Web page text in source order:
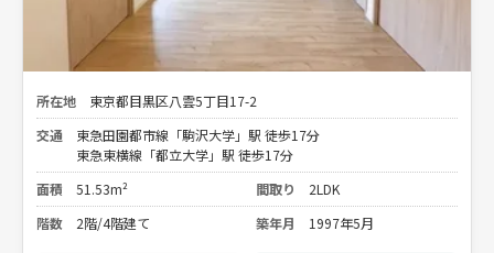
所在地
東京都目黒区八雲5丁目17-2
交通
東急田園都市線「駒沢大学」駅 徒歩17分
東急東横線「都立大学」駅 徒歩17分
面積
51.53m² 間取り
2LDK
階数
2階/4階建て 築年月 1997年5月